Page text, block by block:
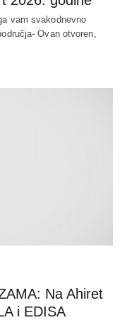
vam svakodnevno
Ovan otvoren,
Na Ahiret
i EDISA